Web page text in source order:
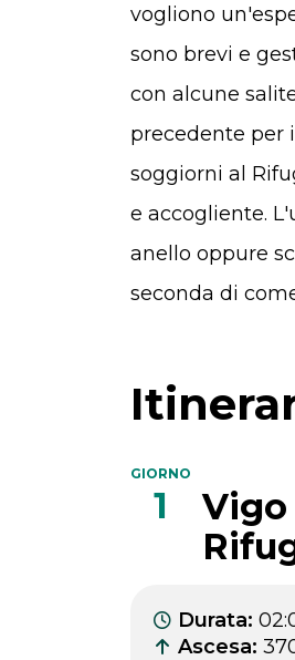
vogliono
sono brevi e
con alcune
precedente per
soggiorni al
e accogliente.
anello oppure
seconda di
GIORNO
1
Vigo
Durata:
Ascesa: